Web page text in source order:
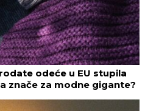
odeće u EU stupila
znače za modne gigante?